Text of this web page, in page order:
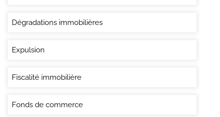
Dégradations immobilières
Expulsion
Fiscalité immobilière
Fonds de commerce